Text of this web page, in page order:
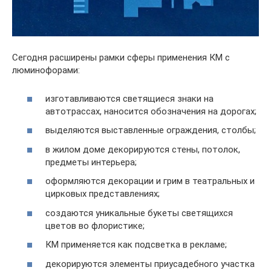
Сегодня расширены рамки сферы применения КМ с
люминофорами:
изготавливаются светящиеся знаки на
автотрассах, наносится обозначения на дорогах;
выделяются выставленные ограждения, столбы;
в жилом доме декорируются стены, потолок,
предметы интерьера;
оформляются декорации и грим в театральных и
цирковых представлениях;
создаются уникальные букеты светящихся
цветов во флористике;
КМ применяется как подсветка в рекламе;
декорируются элементы приусадебного участка